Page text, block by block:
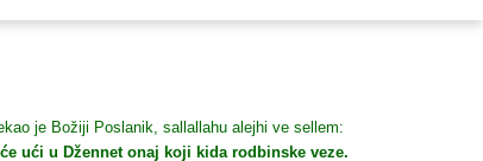
je Božiji Poslanik, sallallahu alejhi ve sellem:
ući u Džennet onaj koji kida rodbinske veze.